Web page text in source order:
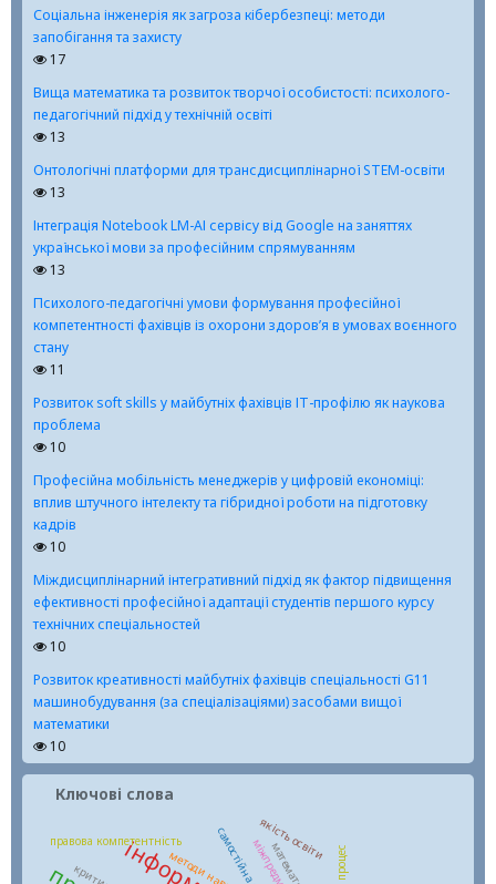
Соціальна інженерія як загроза кібербезпеці: методи
запобігання та захисту
17
Вища математика та розвиток творчої особистості: психолого-
педагогічний підхід у технічній освіті
13
Онтологічні платформи для трансдисциплінарної STEM-освіти
13
Інтеграція Notebook LM-АІ сервісу від Google на заняттях
української мови за професійним спрямуванням
13
Психолого-педагогічні умови формування професійної
компетентності фахівців із охорони здоров’я в умовах воєнного
стану
11
Розвиток soft skills у майбутніх фахівців ІТ-профілю як наукова
проблема
10
Професійна мобільність менеджерів у цифровій економіці:
вплив штучного інтелекту та гібридної роботи на підготовку
кадрів
10
Міждисциплінарний інтегративний підхід як фактор підвищення
ефективності професійної адаптації студентів першого курсу
технічних спеціальностей
10
Розвиток креативності майбутніх фахівців спеціальності G11
машинобудування (за спеціалізаціями) засобами вищої
математики
10
Ключові слова
правова компетентність якість освіти